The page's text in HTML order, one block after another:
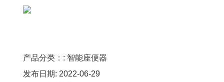
产品分类：: 智能座便器
发布日期: 2022-06-29